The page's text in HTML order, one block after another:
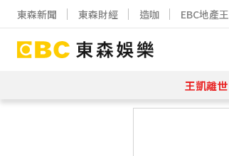
東森新聞 東森財經 造咖 EBC地產王
王凱離世